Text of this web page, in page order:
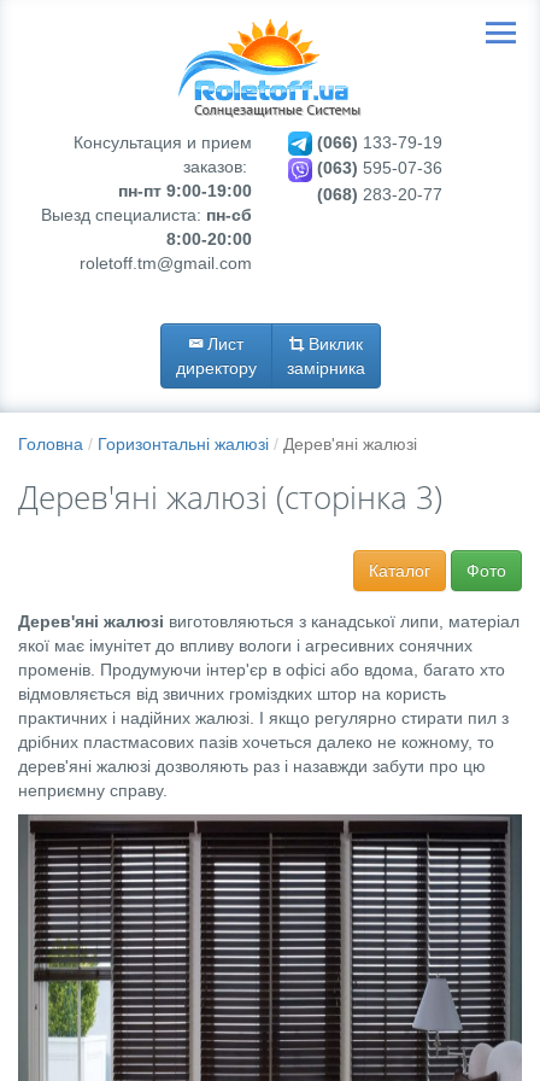
Консультация и прием
заказов:
пн-пт 9:00-19:00
Выезд специалиста: пн-сб
8:00-20:00
roletoff.tm@gmail.com
(066) 133-79-19
(063) 595-07-36
(068) 283-20-77
Лист
директору
Виклик
замірника
Головна Горизонтальні жалюзі Дерев'яні жалюзі
Дерев'яні жалюзі (сторінка 3)
Каталог Фото
Дерев'яні жалюзі виготовляються з канадської липи, матеріал
якої має імунітет до впливу вологи і агресивних сонячних
променів. Продумуючи інтер'єр в офісі або вдома, багато хто
відмовляється від звичних громіздких штор на користь
практичних і надійних жалюзі. І якщо регулярно стирати пил з
дрібних пластмасових пазів хочеться далеко не кожному, то
дерев'яні жалюзі дозволяють раз і назавжди забути про цю
неприємну справу.